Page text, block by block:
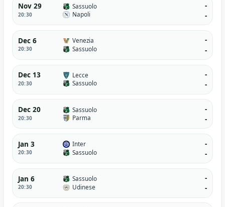
Nov 29
20:30
Sassuolo
Napoli
-
-
Dec 6
20:30
Venezia
Sassuolo
-
-
Dec 13
20:30
Lecce
Sassuolo
-
-
Dec 20
20:30
Sassuolo
Parma
-
-
Jan 3
20:30
Inter
Sassuolo
-
-
Jan 6
20:30
Sassuolo
Udinese
-
-